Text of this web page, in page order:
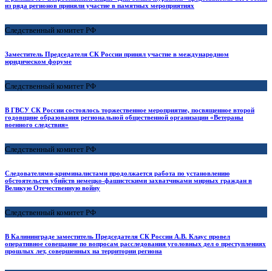
из ряда регионов приняли участие в памятных мероприятиях
Следственный комитет РФ
Заместитель Председателя СК России принял участие в международном
юридическом форуме
Следственный комитет РФ
В ГВСУ СК России состоялось торжественное мероприятие, посвященное второй
годовщине образования региональной общественной организации «Ветераны
военного следствия»
Следственный комитет РФ
Следователями-криминалистами продолжается работа по установлению
обстоятельств убийств немецко-фашистскими захватчиками мирных граждан в
Великую Отечественную войну
Следственный комитет РФ
В Калининграде заместитель Председателя СК России А.В. Клаус провел
оперативное совещание по вопросам расследования уголовных дел о преступлениях
прошлых лет, совершенных на территории региона